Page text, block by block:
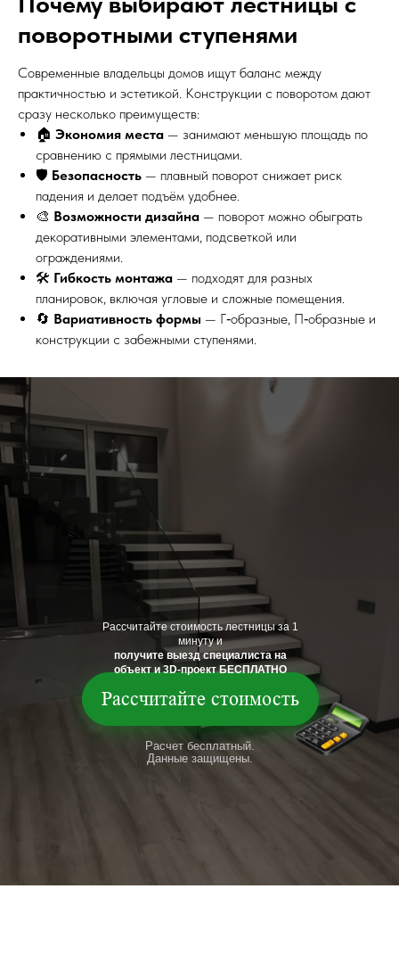
поворотными ступенями
Современные владельцы домов ищут баланс между
практичностью и эстетикой. Конструкции с поворотом дают
сразу несколько преимуществ:
🏠 Экономия места — занимают меньшую площадь по
сравнению с прямыми лестницами.
🛡 Безопасность — плавный поворот снижает риск
падения и делает подъём удобнее.
🎨 Возможности дизайна — поворот можно обыграть
декоративными элементами, подсветкой или
ограждениями.
🛠 Гибкость монтажа — подходят для разных
планировок, включая угловые и сложные помещения.
🔄 Вариативность формы — Г‑образные, П‑образные и
конструкции с забежными ступенями.
Рассчитайте стоимость
Расчет бесплатный.
Данные защищены.
Рассчитайте стоимость лестницы за 1
минуту и
получите выезд специалиста на
объект и 3D-проект БЕСПЛАТНО